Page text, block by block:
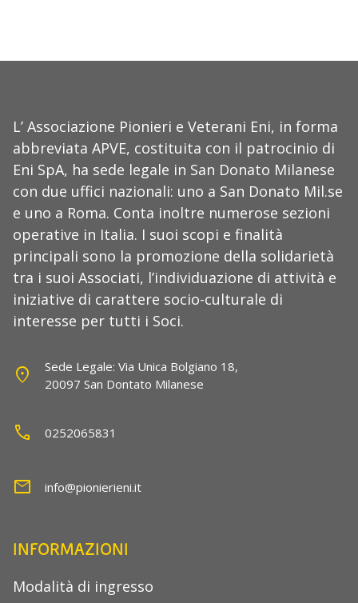
L’ Associazione Pionieri e Veterani Eni, in forma
abbreviata APVE, costituita con il patrocinio di
Eni SpA, ha sede legale in San Donato Milanese
con due uffici nazionali: uno a San Donato Mil.se
e uno a Roma. Conta inoltre numerose sezioni
operative in Italia. I suoi scopi e finalità
principali sono la promozione della solidarietà
tra i suoi Associati, l’individuazione di attività e
iniziative di carattere socio-culturale di
interesse per tutti i Soci.
location_on
Sede Legale: Via Unica Bolgiano 18,
20097 San Dontato Milanese
call 0252065831
mail info@pionierieni.it
INFORMAZIONI
Modalità di ingresso